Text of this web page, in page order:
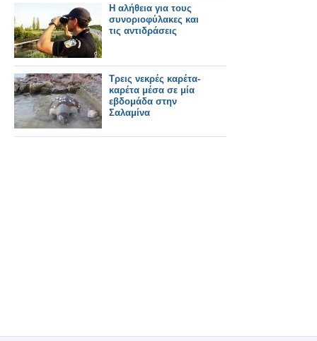
Η αλήθεια για τους
συνοριοφύλακες και
τις αντιδράσεις
Τρεις νεκρές καρέτα-
καρέτα μέσα σε μία
εβδομάδα στην
Σαλαμίνα